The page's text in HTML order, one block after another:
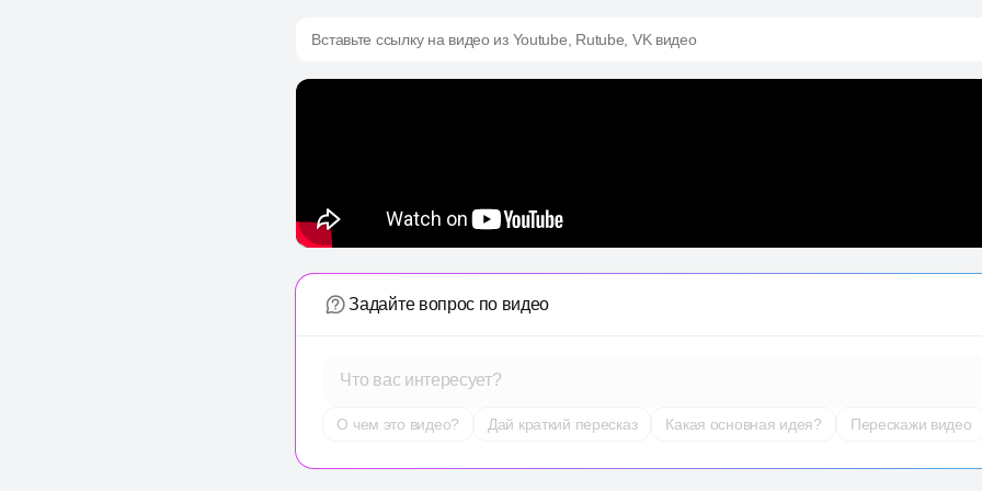
Вставьте ссылку на видео из Youtube, Rutube, VK видео
Задайте вопрос по видео
Что вас интересует?
О чем это видео? Дай краткий пересказ Какая основная идея? Перескажи видео